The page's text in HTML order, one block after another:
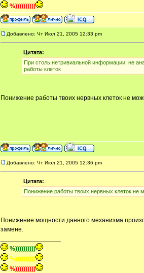
%))))))))))
Добавлено: Чт Июл 21, 2005 12:33 pm
Цитата:
При столь нетривиальной информации, не
работы клеток
Понижение работы твоих нервных клеток не
Добавлено: Чт Июл 21, 2005 12:36 pm
Цитата:
Понижение работы твоих нервных клеток не
Понижение мощности данного механизма
замене.
%))))))))))
%))))))))))
%))))))))))